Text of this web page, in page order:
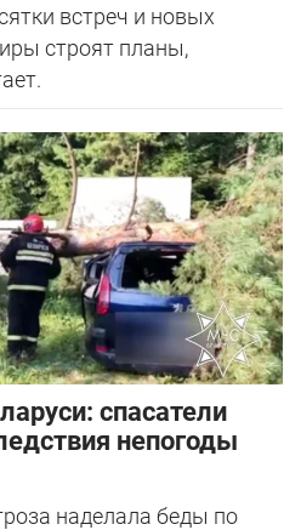
встреч и новых
строят планы,
спасатели
непогоды
наделала беды по